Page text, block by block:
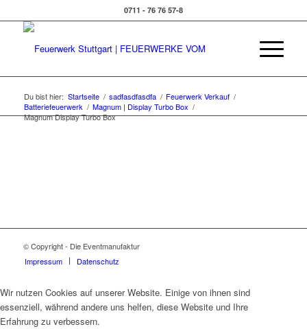
0711 - 76 76 57-8
Du bist hier: Startseite / sadfasdfasdfa / Feuerwerk Verkauf /
Batteriefeuerwerk / Magnum | Display Turbo Box /
Magnum Display Turbo Box
© Copyright - Die Eventmanufaktur
Impressum
Datenschutz
Wir nutzen Cookies auf unserer Website. Einige von ihnen sind
essenziell, während andere uns helfen, diese Website und Ihre
Erfahrung zu verbessern.